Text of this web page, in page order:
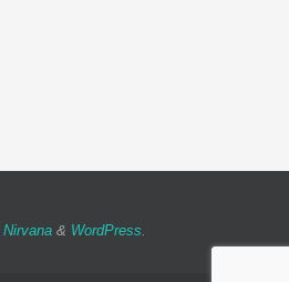
Nirvana & WordPress.